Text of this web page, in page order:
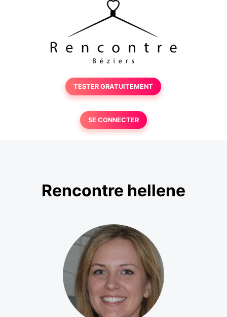
TESTER GRATUITEMENT
SE CONNECTER
Rencontre hellene